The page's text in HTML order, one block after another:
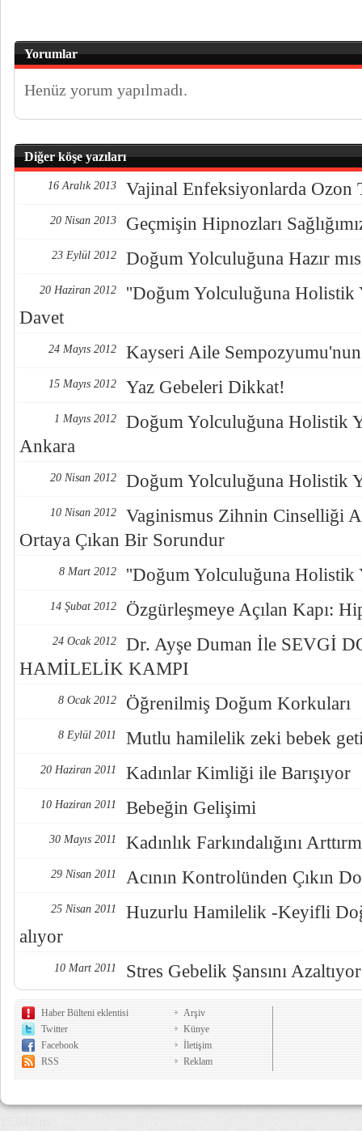
Yorumlar
Henüz yorum yapılmadı.
Diğer köşe yazıları
16 Aralık 2013 Vajinal Enfeksiyonlarda Ozon
20 Nisan 2013 Geçmişin Hipnozları
23 Eylül 2012 Doğum Yolculuğuna Hazır
20 Haziran 2012
''Doğum Yolculuğuna Holistik
Davet
24 Mayıs 2012 Kayseri Aile
15 Mayıs 2012 Yaz Gebeleri Dikkat!
1 Mayıs 2012
Doğum Yolculuğuna Holistik
Ankara
20 Nisan 2012 Doğum Yolculuğuna Holistik
10 Nisan 2012
Vaginismus Zihnin Cinselliği
Ortaya Çıkan Bir Sorundur
8 Mart 2012 ''Doğum Yolculuğuna Holistik
14 Şubat 2012 Özgürleşmeye Açılan Kapı:
24 Ocak 2012
Dr. Ayşe Duman İle SEVGİ
HAMİLELİK KAMPI
8 Ocak 2012 Öğrenilmiş Doğum Korkuları
8 Eylül 2011 Mutlu hamilelik zeki bebek
20 Haziran 2011 Kadınlar Kimliği ile Barışıyor
10 Haziran 2011 Bebeğin Gelişimi
30 Mayıs 2011 Kadınlık Farkındalığını
29 Nisan 2011 Acının Kontrolünden Çıkın
25 Nisan 2011
Huzurlu Hamilelik -Keyifli
alıyor
10 Mart 2011 Stres Gebelik Şansını Azaltıyor
Haber Bülteni eklentisi
Twitter
Facebook
RSS
Arşiv
Künye
İletişim
Reklam